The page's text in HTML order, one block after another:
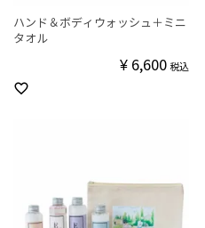
ハンド＆ボディウォッシュ＋ミニ
タオル
¥ 6,600 税込